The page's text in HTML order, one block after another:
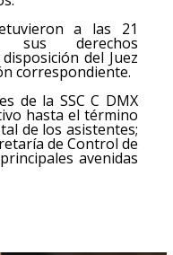
a las 21
sus derechos
del Juez
correspondiente.
de la SSC C DMX
hasta el término
de los asistentes;
de Control de
avenidas